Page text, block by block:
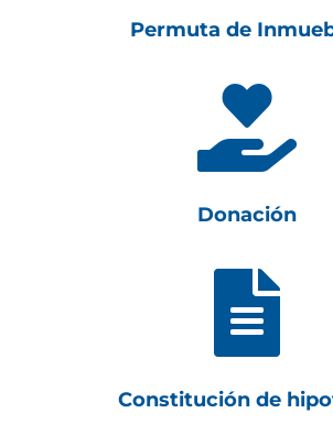
Permuta de

Donación

Constitución de